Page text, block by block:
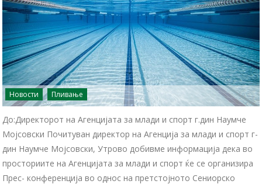
Новости Пливање
До:Директорот на Агенцијата за млади и спорт г.дин Наумче
Мојсовски Почитуван директор на Агенција за млади и спорт г-
дин Наумче Мојсовски, Утрово добивме информација дека во
просториите на Агенцијата за млади и спорт ќе се организира
Прес- конференција во однос на претстојното Сениорско